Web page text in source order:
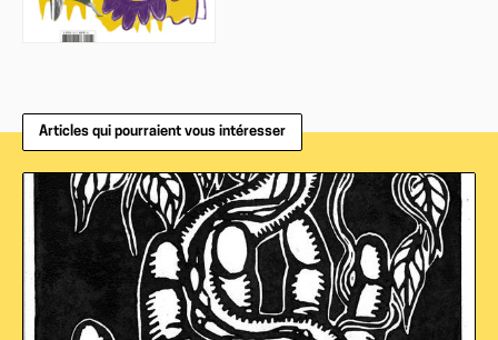
Articles qui pourraient vous intéresser